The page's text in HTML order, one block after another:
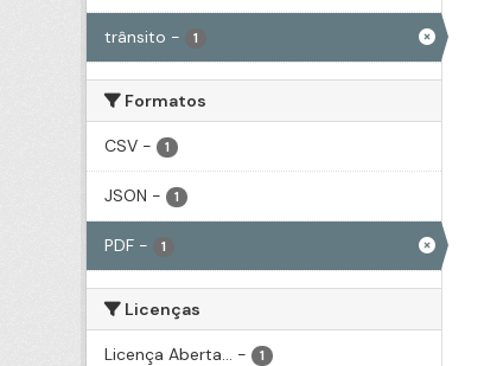
trânsito - 1
Formatos
CSV - 1
JSON - 1
PDF - 1
Licenças
Licença Aberta... - 1